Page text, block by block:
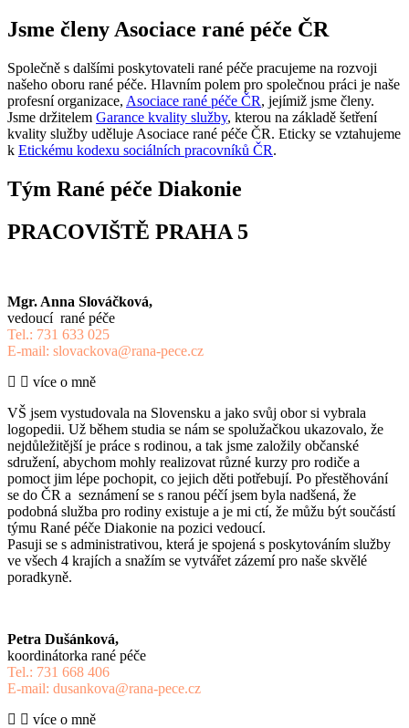
Jsme členy Asociace rané péče ČR
Společně s dalšími poskytovateli rané péče pracujeme na rozvoji
našeho oboru rané péče. Hlavním polem pro společnou práci je naše
profesní organizace, Asociace rané péče ČR, jejímiž jsme členy.
Jsme držitelem Garance kvality služby, kterou na základě šetření
kvality služby uděluje Asociace rané péče ČR. Eticky se vztahujeme
k Etickému kodexu sociálních pracovníků ČR.
Tým Rané péče Diakonie
PRACOVIŠTĚ PRAHA 5
Mgr. Anna Slováčková,
vedoucí rané péče
Tel.: 731 633 025
E-mail: slovackova@rana-pece.cz
více o mně
VŠ jsem vystudovala na Slovensku a jako svůj obor si vybrala
logopedii. Už během studia se nám se spolužačkou ukazovalo, že
nejdůležitější je práce s rodinou, a tak jsme založily občanské
sdružení, abychom mohly realizovat různé kurzy pro rodiče a
pomoct jim lépe pochopit, co jejich děti potřebují. Po přestěhování
se do ČR a seznámení se s ranou péčí jsem byla nadšená, že
podobná služba pro rodiny existuje a je mi ctí, že můžu být součástí
týmu Rané péče Diakonie na pozici vedoucí.
Pasuji se s administrativou, která je spojená s poskytováním služby
ve všech 4 krajích a snažím se vytvářet zázemí pro naše skvělé
poradkyně.
Petra Dušánková,
koordinátorka rané péče
Tel.: 731 668 406
E-mail: dusankova@rana-pece.cz
více o mně